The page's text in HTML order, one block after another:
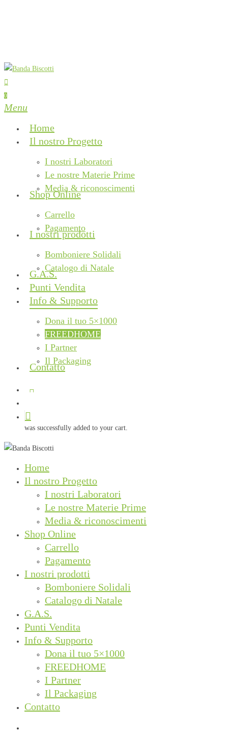
search
0
Menu
Home
Il nostro Progetto
I nostri Laboratori
Le nostre Materie Prime
Media & riconoscimenti
Shop Online
Carrello
Pagamento
I nostri prodotti
Bomboniere Solidali
Catalogo di Natale
G.A.S.
Punti Vendita
Info & Supporto
Dona il tuo 5×1000
FREEDHOME
I Partner
Il Packaging
Contatto
facebook
was successfully added to your cart.
Home
Il nostro Progetto
I nostri Laboratori
Le nostre Materie Prime
Media & riconoscimenti
Shop Online
Carrello
Pagamento
I nostri prodotti
Bomboniere Solidali
Catalogo di Natale
G.A.S.
Punti Vendita
Info & Supporto
Dona il tuo 5×1000
FREEDHOME
I Partner
Il Packaging
Contatto